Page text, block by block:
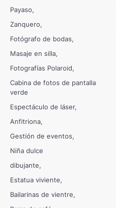
Payaso
Zanquero
Fotógrafo de bodas
Masaje en silla
Fotografías Polaroid
Cabina de fotos de pantalla
verde
Espectáculo de láser
Anfitriona
Gestión de eventos
Niña dulce
dibujante
Estatua viviente
Bailarinas de vientre